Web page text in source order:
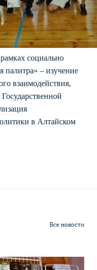
социально
палитра» – изучение
взаимодействия,
в Алтайском
Все новости